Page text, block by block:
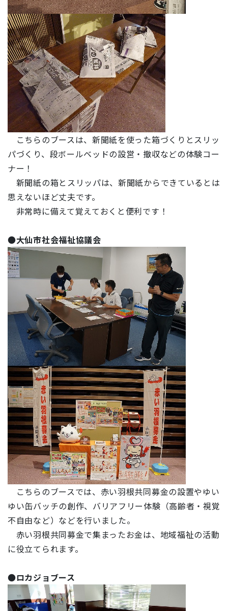
こちらのブースは、新聞紙を使った箱づくりとスリッ
パづくり、段ボールベッドの設営・撤収などの体験コー
ナー！
新聞紙の箱とスリッパは、新聞紙からできているとは
思えないほど丈夫です。
非常時に備えて覚えておくと便利です！
●大仙市社会福祉協議会
こちらのブースでは、赤い羽根共同募金の設置やゆい
ゆい缶バッチの創作、バリアフリー体験（高齢者・視覚
不自由など）などを行いました。
赤い羽根共同募金で集まったお金は、地域福祉の活動
に役立てられます。
●ロカジョブース